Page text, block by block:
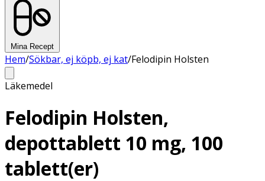
Mina Recept
Hem/Sökbar, ej köpb, ej kat/Felodipin Holsten
Läkemedel
Felodipin Holsten,
depottablett 10 mg, 100
tablett(er)